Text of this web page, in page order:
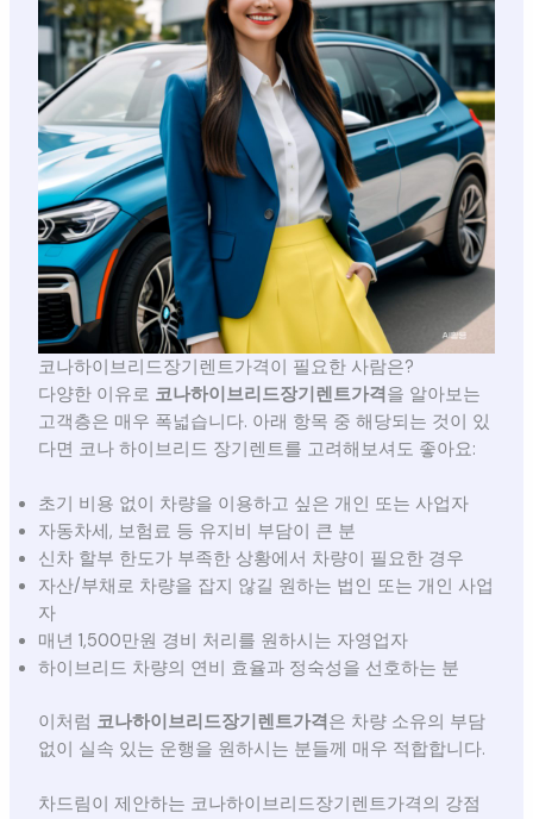
코나하이브리드장기렌트가격이 필요한 사람은?
다양한 이유로 코나하이브리드장기렌트가격 을 알아보는
고객층은 매우 폭넓습니다. 아래 항목 중 해당되는 것이 있
다면 코나 하이브리드 장기렌트를 고려해보셔도 좋아요:
초기 비용 없이 차량을 이용하고 싶은 개인 또는 사업자
자동차세, 보험료 등 유지비 부담이 큰 분
신차 할부 한도가 부족한 상황에서 차량이 필요한 경우
자산/부채로 차량을 잡지 않길 원하는 법인 또는 개인 사업
자
매년 1,500만원 경비 처리를 원하시는 자영업자
하이브리드 차량의 연비 효율과 정숙성을 선호하는 분
이처럼 코나하이브리드장기렌트가격 은 차량 소유의 부담
없이 실속 있는 운행을 원하시는 분들께 매우 적합합니다.
차드림이 제안하는 코나하이브리드장기렌트가격의 강점